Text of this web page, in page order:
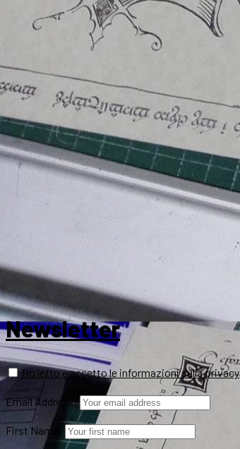
Newsletter
Ho letto e accetto le informazioni sulla privacy
Email Address:
First Name: